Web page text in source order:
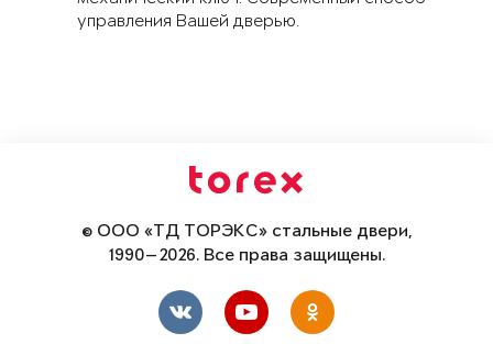
управления Вашей дверью.
© ООО «ТД ТОРЭКС» стальные двери,
1990—2026. Все права защищены.